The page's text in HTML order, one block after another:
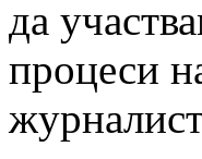
да
процеси